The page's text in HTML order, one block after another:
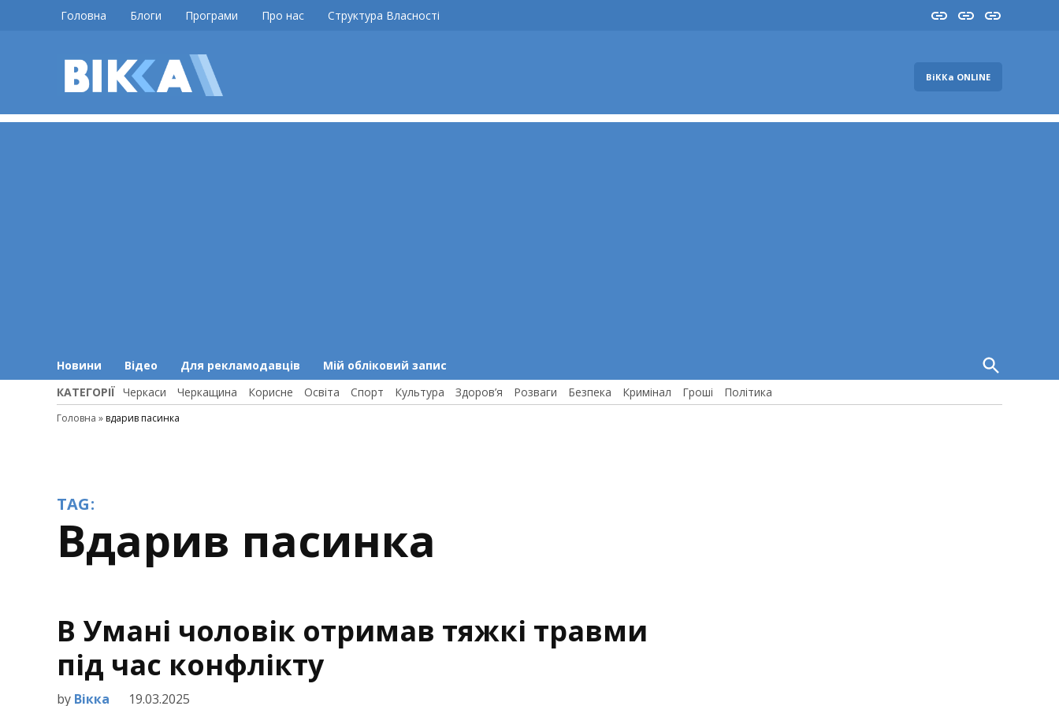
Головна Блоги Програми Про нас Структура Власності InstaYouTube
FB
ВіККа ONLINE
Новини Відео Для рекламодавців Мій обліковий запис
Open
Search
КАТЕГОРІЇ Черкаси Черкащина Корисне Освіта Спорт Культура Здоров’я Розваги Безпека Кримінал Гроші Політика
Головна » вдарив пасинка
TAG:
вдарив пасинка
В Умані чоловік отримав тяжкі травми
під час конфлікту
by Вікка 19.03.2025